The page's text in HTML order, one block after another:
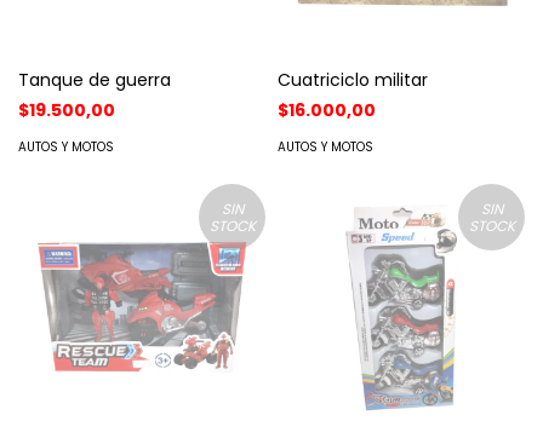
Tanque de guerra
$19.500,00
AUTOS Y MOTOS
Cuatriciclo militar
$16.000,00
AUTOS Y MOTOS
SIN
STOCK
SIN
STOCK